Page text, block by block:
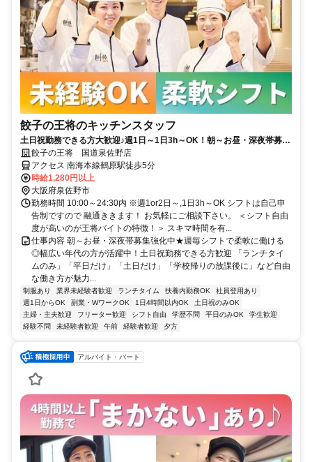
餃子の王将のキッチンスタッフ
土日祝勤務できる方大歓迎♪週1日～1日3h～OK！朝～お昼・深夜帯募集
強化中★嬉しいまかない有◎未経験も安心の教育制度◎
餃子の王将 国道泉佐野店
アクセス 南海本線鶴原駅徒歩5分
時給1,280円以上
大阪府泉佐野市
勤務時間 10:00～24:30内 ※週1or2日～,1日3h～OK シフトは自己申
告制ですので 融通ききます！ お気軽にご相談下さい。 ＜シフト自由
度が高いのが王将バイトの特徴！＞ スキマ時間を有...
仕事内容 朝～お昼・深夜帯募集強化中★週毎シフトで柔軟に働ける
◎幅広い年代の方が活躍中！土日祝勤務できる方歓迎 「ランチタイ
ムのみ」「平日だけ」「土日だけ」「学校帰りの放課後に」など自由
な働き方が魅力...
制服あり 業界未経験者歓迎 ランチタイム 扶養内勤務OK
社員登用あり
週1日からOK
副業・WワークOK 1日4時間以内OK
土日祝のみOK
主婦・主夫歓迎
フリーター歓迎 シフト自由 学歴不問 平日のみOK
学生歓迎
経験不問
未経験者歓迎 午前 経験者歓迎 夕方
アルバイト・パート